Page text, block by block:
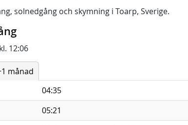
, solnedgång och skymning i Toarp, Sverige.
12:06
månad
04:35
05:21